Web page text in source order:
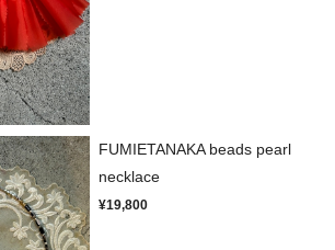
FUMIETANAKA beads pearl
necklace
¥19,800